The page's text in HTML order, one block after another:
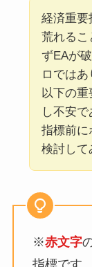
経済重要
荒れるこ
ずEAが
ロではあ
以下の重
し不安
指標前に
検討して
※赤文字